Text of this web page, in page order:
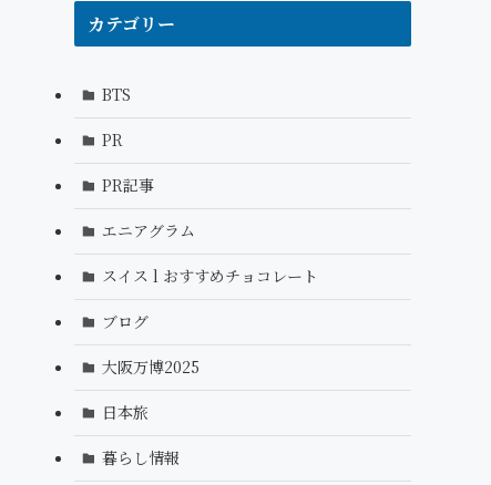
カテゴリー
BTS
PR
PR記事
エニアグラム
スイス l おすすめチョコレート
ブログ
大阪万博2025
日本旅
暮らし情報